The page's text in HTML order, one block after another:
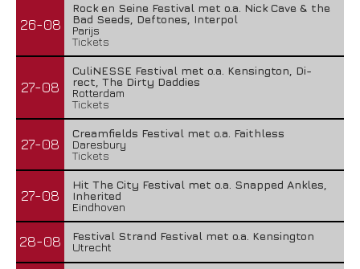
26-08
Rock en Seine Festival met o.a. Nick Cave & the
Bad Seeds, Deftones, Interpol
Parijs
Tickets
27-08
CuliNESSE Festival met o.a. Kensington, Di-
rect, The Dirty Daddies
Rotterdam
Tickets
27-08
Creamfields Festival met o.a. Faithless
Daresbury
Tickets
27-08
Hit The City Festival met o.a. Snapped Ankles,
Inherited
Eindhoven
28-08
Festival Strand Festival met o.a. Kensington
Utrecht